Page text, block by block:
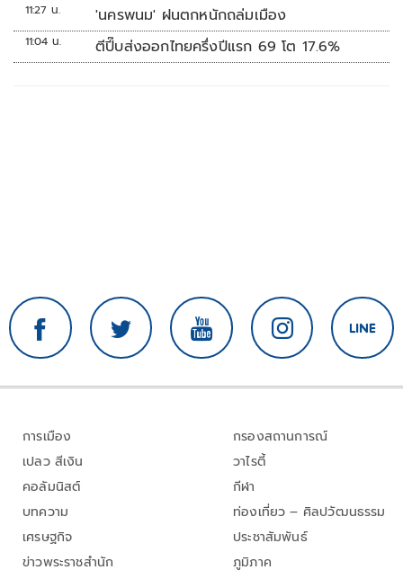
11:27 น. 'นครพนม' ฝนตกหนักถล่มเมือง
11:04 น. ตีปี๊บส่งออกไทยครึ่งปีแรก 69 โต 17.6%
การเมือง
เปลว สีเงิน
คอลัมนิสต์
บทความ
เศรษฐกิจ
ข่าวพระราชสำนัก
กรองสถานการณ์
วาไรตี้
กีฬา
ท่องเที่ยว – ศิลปวัฒนธรรม
ประชาสัมพันธ์
ภูมิภาค